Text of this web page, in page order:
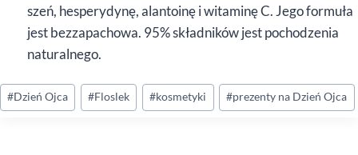
szeń, hesperydynę, alantoinę i witaminę C. Jego formuła
jest bezzapachowa. 95% składników jest pochodzenia
naturalnego.
Tagi
wpisu:
#Dzień Ojca #Floslek #kosmetyki #prezenty na Dzień Ojca